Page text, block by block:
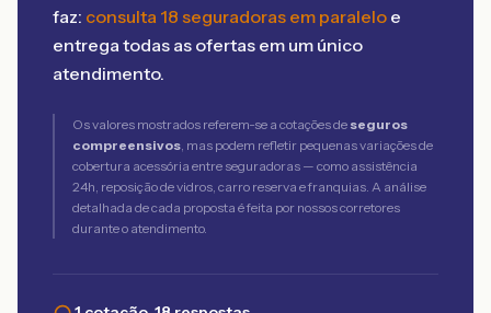
faz: consulta 18 seguradoras em paralelo e
entrega todas as ofertas em um único
atendimento.
Os valores mostrados referem-se a cotações de seguros
compreensivos, mas podem refletir pequenas variações de
cobertura acessória entre seguradoras — como assistência
24h, reposição de vidros, carro reserva e franquias. A análise
detalhada de cada proposta é feita por nossos corretores
durante o atendimento.